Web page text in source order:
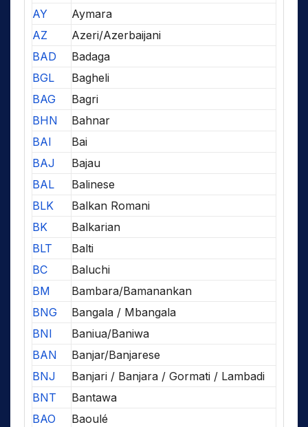
AY
Aymara
AZ
Azeri/Azerbaijani
BAD
Badaga
BGL
Bagheli
BAG
Bagri
BHN
Bahnar
BAI
Bai
BAJ
Bajau
BAL
Balinese
BLK
Balkan Romani
BK
Balkarian
BLT
Balti
BC
Baluchi
BM
Bambara/Bamanankan
BNG
Bangala / Mbangala
BNI
Baniua/Baniwa
BAN
Banjar/Banjarese
BNJ
Banjari / Banjara / Gormati / Lambadi
BNT
Bantawa
BAO
Baoulé